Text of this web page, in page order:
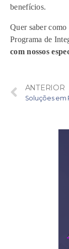
benefícios.
Quer saber
Programa de
com nossos
ANTERIOR